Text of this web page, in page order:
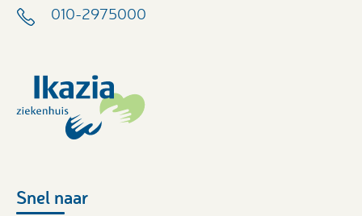
010-2975000
Snel naar